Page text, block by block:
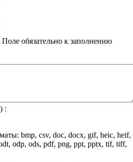
Поле обязательно к заполнению
:
bmp, csv, doc, docx, gif, heic, heif,
odp, ods, pdf, png, ppt, pptx, tif, tiff,